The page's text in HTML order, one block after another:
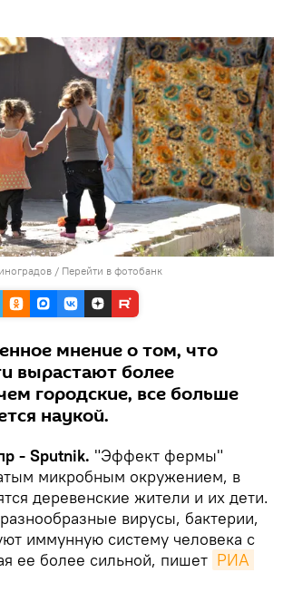
/ Перейти в фотобанк
мнение о том, что
вырастают более
городские, все больше
наукой.
- Sputnik. "Эффект фермы"
микробным окружением, в
деревенские жители и их дети.
вирусы, бактерии,
иммунную систему человека с
ее более сильной, пишет РИА